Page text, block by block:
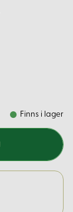
Finns i lager